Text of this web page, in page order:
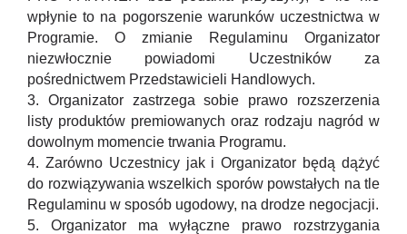
wpłynie to na pogorszenie warunków uczestnictwa w
Programie. O zmianie Regulaminu Organizator
niezwłocznie powiadomi Uczestników za
pośrednictwem Przedstawicieli Handlowych.
3. Organizator zastrzega sobie prawo rozszerzenia
listy produktów premiowanych oraz rodzaju nagród w
dowolnym momencie trwania Programu.
4. Zarówno Uczestnicy jak i Organizator będą dążyć
do rozwiązywania wszelkich sporów powstałych na tle
Regulaminu w sposób ugodowy, na drodze negocjacji.
5. Organizator ma wyłączne prawo rozstrzygania